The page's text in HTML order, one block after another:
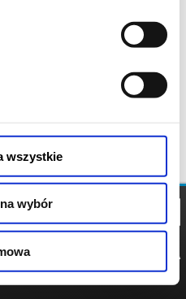
wszystkie
wybór
POLITYKA